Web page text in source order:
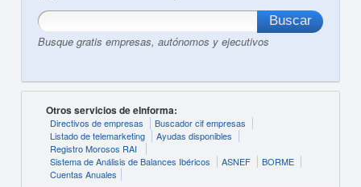
Busque gratis empresas, autónomos y ejecutivos
Otros servicios de eInforma:
Directivos de empresas
Buscador cif empresas
Listado de telemarketing
Ayudas disponibles
Registro Morosos RAI
Sistema de Análisis de Balances Ibéricos
ASNEF
BORME
Cuentas Anuales